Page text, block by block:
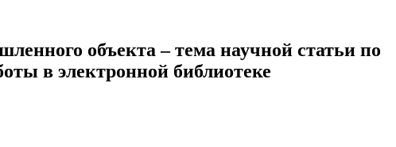
объекта – тема научной статьи по
в электронной библиотеке